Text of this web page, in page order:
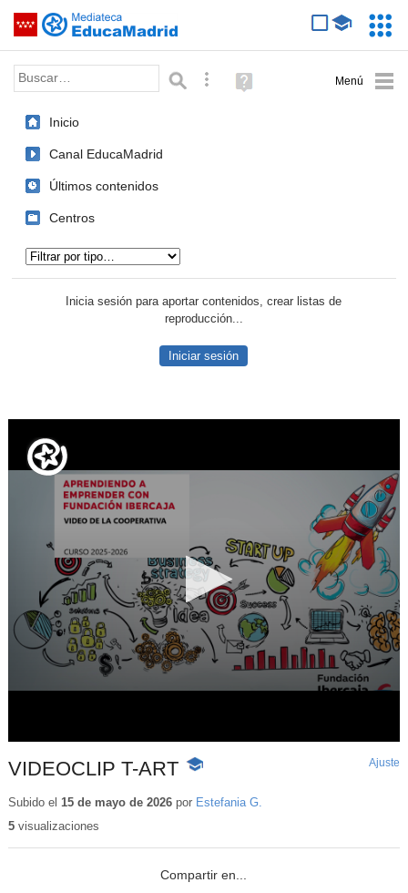
Saltar navegación
Palabra o frase: Búsqueda avanzada
Ayuda
(en
Inicio
Canal EducaMadrid
Últimos contenidos
Centros
Inicia sesión para aportar contenidos, crear listas de
reproducción...
Iniciar sesión
VIDEOCLIP T-ART -
educativo
Ajuste
Subido el 15 de mayo de 2026por Estefania G.
5visualizaciones